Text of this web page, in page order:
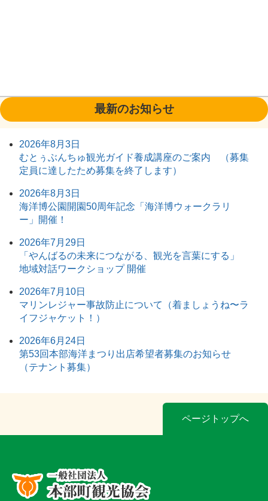
最新のお知らせ
2026年8月3日
むとぅぶんちゅ観光ガイド養成講座のご案内 （募集
定員に達したため募集を終了します）
2026年8月3日
海洋博公園開園50周年記念「海洋博ウォークラリ
ー」開催！
2026年7月29日
「やんばるの未来につながる、観光を言葉にする」
地域対話ワークショップ 開催
2026年7月10日
マリンレジャー事故防止について（着ましょうね〜ラ
イフジャケット！）
2026年6月24日
第53回本部海洋まつり出店希望者募集のお知らせ
（テナント募集）
ページトップへ